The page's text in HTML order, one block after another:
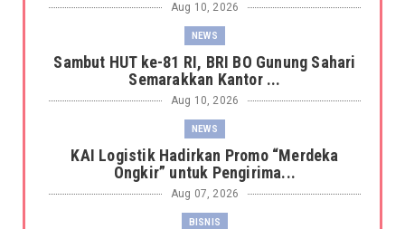
Aug 10, 2026
NEWS
Sambut HUT ke-81 RI, BRI BO Gunung Sahari
Semarakkan Kantor ...
Aug 10, 2026
NEWS
KAI Logistik Hadirkan Promo “Merdeka
Ongkir” untuk Pengirima...
Aug 07, 2026
BISNIS